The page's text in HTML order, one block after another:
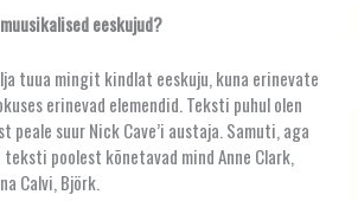
eeskujud?
tuua mingit kindlat eeskuju, kuna erinevate
erinevad elemendid. Teksti puhul olen
peale suur Nick Cave’i austaja. Samuti, aga
poolest kõnetavad mind Anne Clark,
Calvi, Björk.